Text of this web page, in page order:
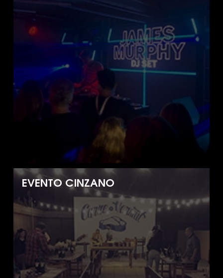
EVENTO CINZANO